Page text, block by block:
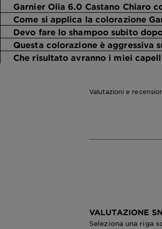
Garnier Olia 6.0 Castano Chiaro
Come si applica la colorazione
Devo fare lo shampoo subito
Questa colorazione è aggressiva
Che risultato avranno i miei
Valutazioni e
VALUTAZIONE
Seleziona una riga